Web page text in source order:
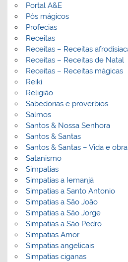
Portal A&E
Pós mágicos
Profecias
Receitas
Receitas – Receitas
Receitas – Receitas de Natal
Receitas – Receitas mágicas
Reiki
Religião
Sabedorias e proverbios
Salmos
Santos & Nossa Senhora
Santos & Santas
Santos & Santas – Vida e obra
Satanismo
Simpatias
Simpatias a Iemanjá
Simpatias a Santo Antonio
Simpatias a São João
Simpatias a São Jorge
Simpatias a São Pedro
Simpatias Amor
Simpatias angelicais
Simpatias ciganas